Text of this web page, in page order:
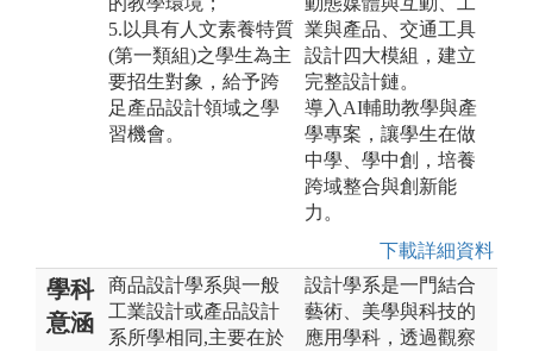
5.以具有人文素養特質
(第一類組)之學生為主
要招生對象，給予跨
足產品設計領域之學
習機會。
業與產品、交通工具
設計四大模組，建立
完整設計鏈。
導入AI輔助教學與產
學專案，讓學生在做
中學、學中創，培養
跨域整合與創新能
力。
下載詳細資料
學科
意涵
商品設計學系與一般
工業設計或產品設計
系所學相同,主要在於
設計學系是一門結合
藝術、美學與科技的
應用學科，透過觀察